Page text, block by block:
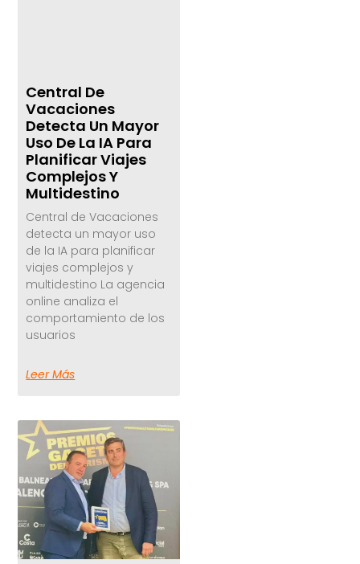
Central De
Vacaciones
Detecta Un Mayor
Uso De La IA Para
Planificar Viajes
Complejos Y
Multidestino
Central de Vacaciones
detecta un mayor uso
de la IA para planificar
viajes complejos y
multidestino La agencia
online analiza el
comportamiento de los
usuarios
Leer Más